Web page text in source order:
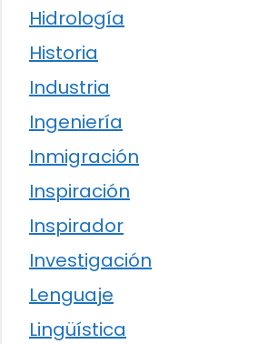
Hidrología
Historia
Industria
Ingeniería
Inmigración
Inspiración
Inspirador
Investigación
Lenguaje
Lingüística